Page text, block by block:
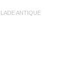
ANTIQUE